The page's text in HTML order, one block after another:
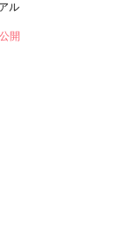
ル
開